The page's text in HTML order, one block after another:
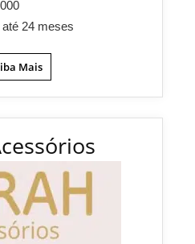
até 24 meses
Mais